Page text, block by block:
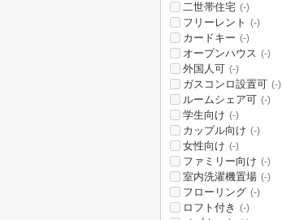
二世帯住宅 (-)
フリーレント (-)
カードキー (-)
オープンハウス (-)
外国人可 (-)
ガスコンロ設置可 (-)
ルームシェア可 (-)
学生向け (-)
カップル向け (-)
女性向け (-)
ファミリー向け (-)
室内洗濯機置場 (-)
フローリング (-)
ロフト付き (-)